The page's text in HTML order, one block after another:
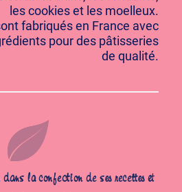
la confection de ses recettes et
les cookies et les moelleux.
fabriqués en France avec
pour des pâtisseries
de qualité.